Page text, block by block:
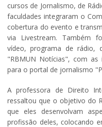
cursos de Jornalismo, de
faculdades integraram o
cobertura do evento e
via Livestream. Também
vídeo, programa de rádio,
"RBMUN Notícias", com
para o portal de jornalismo
A professora de Direito
ressaltou que o objetivo do
que eles desenvolvam
profissão deles, colocando